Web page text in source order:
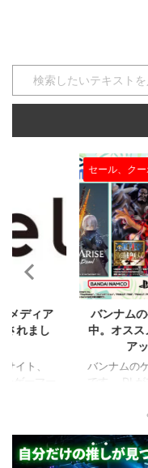
Random All Mid】の略称で
ームモードのランダムミッ
2024/7/31
がセール
4つピック
セール中
ある昨
ルを独自に
。（類似し
大会情報
60歳以上
会が神奈
か
神奈川県で
催されます
選（神奈
仕様。ご当
も見られる